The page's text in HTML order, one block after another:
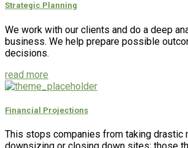
Strategic Planning
We work with our clients and do a deep
business. We help prepare possible
decisions.
read more
Financial Projections
This stops companies from taking drastic